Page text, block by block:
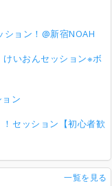
ョン！@新宿NOAH
いおんセッション※ボ
ン
！セッション【初心者歓
一覧を見る